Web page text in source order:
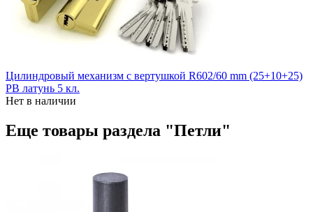
Цилиндровый механизм с вертушкой R602/60 mm (25+10+25)
PB латунь 5 кл.
Нет в наличии
Еще товары раздела "Петли"